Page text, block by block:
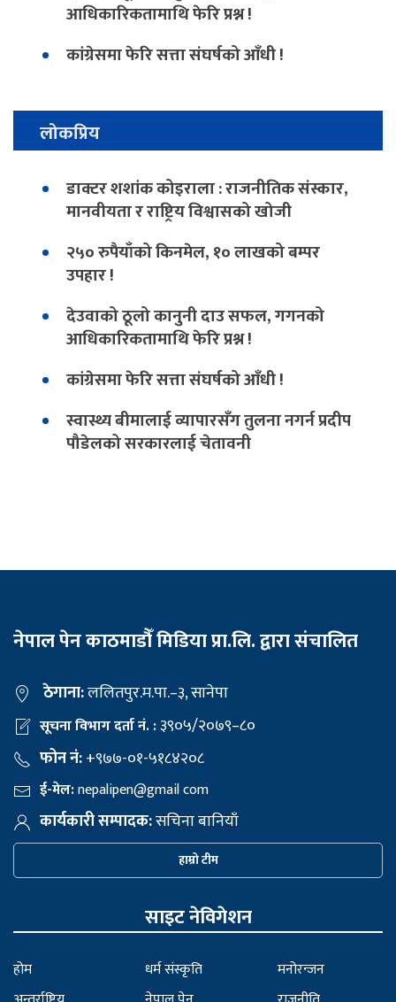
आधिकारिकतामाथि फेरि प्रश्न !
कांग्रेसमा फेरि सत्ता संघर्षको आँधी !
लोकप्रिय
डाक्टर शशांक कोइराला : राजनीतिक संस्कार,
मानवीयता र राष्ट्रिय विश्वासको खोजी
२५० रुपैयाँको किनमेल, १० लाखको बम्पर
उपहार !
देउवाको ठूलो कानुनी दाउ सफल, गगनको
आधिकारिकतामाथि फेरि प्रश्न !
कांग्रेसमा फेरि सत्ता संघर्षको आँधी !
स्वास्थ्य बीमालाई व्यापारसँग तुलना नगर्न प्रदीप
पौडेलको सरकारलाई चेतावनी
नेपाल पेन काठमाडौँ मिडिया प्रा.लि. द्वारा संचालित
ठेगाना:ललितपुर.म.पा.–३, सानेपा
सूचना विभाग दर्ता नं. :३९०५/२०७९–८०
फोन नं:+९७७-०१-५१८४२०८
ई-मेल:nepalipen@gmail com
कार्यकारी सम्पादक:सचिना बानियाँ
हाम्रो टीम
साइट नेविगेशन
होम
धर्म संस्कृति
मनोरन्जन